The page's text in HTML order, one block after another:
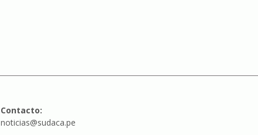
Contacto:
noticias@sudaca.pe